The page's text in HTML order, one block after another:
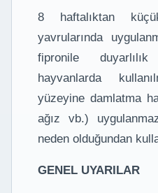
8 haftalıktan
yavrularında
fipronile
hayvanlarda
yüzeyine damlatma
ağız vb.)
neden olduğundan
GENEL UYARILAR